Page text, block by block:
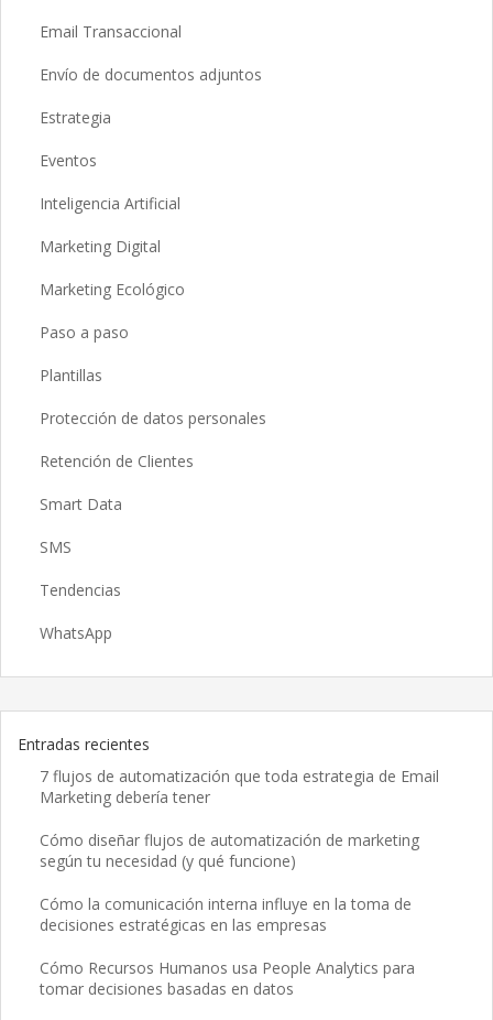
Email Transaccional
Envío de documentos adjuntos
Estrategia
Eventos
Inteligencia Artificial
Marketing Digital
Marketing Ecológico
Paso a paso
Plantillas
Protección de datos personales
Retención de Clientes
Smart Data
SMS
Tendencias
WhatsApp
Entradas recientes
7 flujos de automatización que toda estrategia de Email
Marketing debería tener
Cómo diseñar flujos de automatización de marketing
según tu necesidad (y qué funcione)
Cómo la comunicación interna influye en la toma de
decisiones estratégicas en las empresas
Cómo Recursos Humanos usa People Analytics para
tomar decisiones basadas en datos